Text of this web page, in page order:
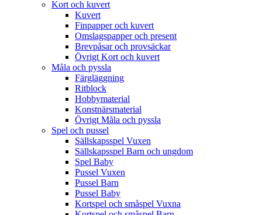
Kort och kuvert
Kuvert
Finpapper och kuvert
Omslagspapper och present
Brevpåsar och provsäckar
Övrigt Kort och kuvert
Måla och pyssla
Färgläggning
Ritblock
Hobbymaterial
Konstnärsmaterial
Övrigt Måla och pyssla
Spel och pussel
Sällskapsspel Vuxen
Sällskapsspel Barn och ungdom
Spel Baby
Pussel Vuxen
Pussel Barn
Pussel Baby
Kortspel och småspel Vuxna